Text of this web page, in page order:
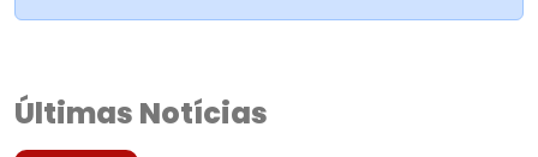
Últimas Notícias